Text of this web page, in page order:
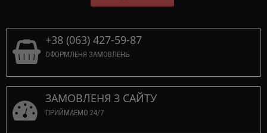
+38 (063) 427-59-87
ОФОРМЛЕНЯ ЗАМОВЛЕНЬ
ЗАМОВЛЕНЯ З САЙТУ
ПРИЙМАЕМО 24/7